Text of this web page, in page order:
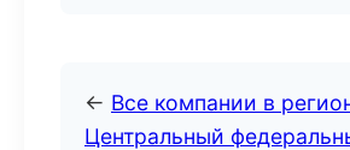
← Все компании в
Центральный